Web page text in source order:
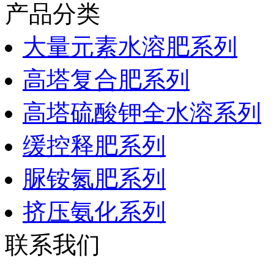
产品分类
大量元素水溶肥系列
高塔复合肥系列
高塔硫酸钾全水溶系列
缓控释肥系列
脲铵氮肥系列
挤压氨化系列
联系我们